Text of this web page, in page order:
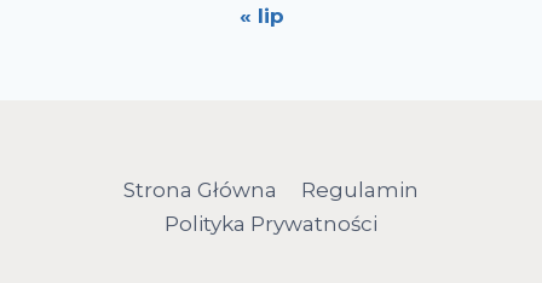
« lip
Strona Główna
Regulamin
Polityka Prywatności